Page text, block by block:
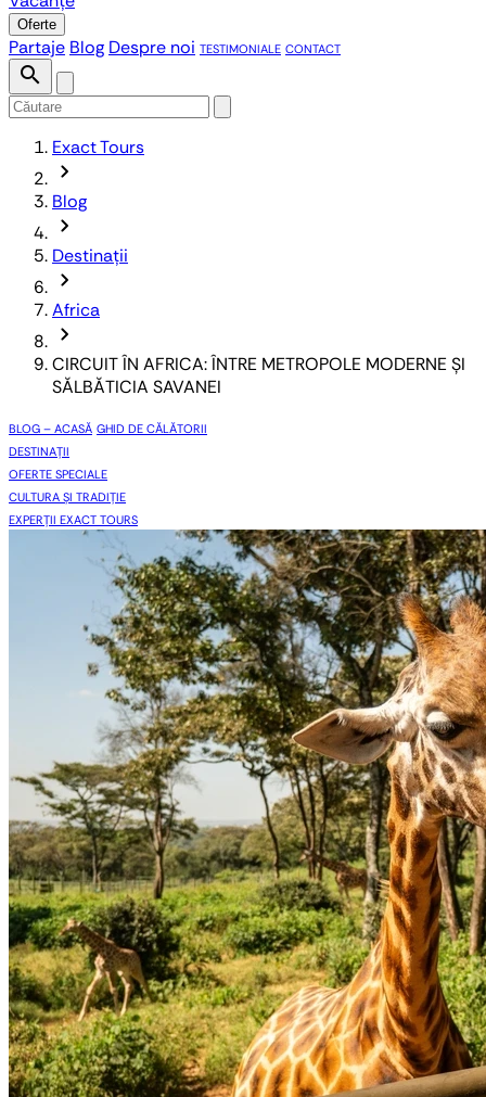
Oferte
Partaje Blog Despre noi TESTIMONIALE CONTACT
search
Exact Tours
chevron_forward
Blog
chevron_forward
Destinații
chevron_forward
Africa
chevron_forward
CIRCUIT ÎN AFRICA: ÎNTRE METROPOLE MODERNE ȘI
SĂLBĂTICIA SAVANEI
BLOG – ACASĂ GHID DE CĂLĂTORII
DESTINAȚII
OFERTE SPECIALE
CULTURA ȘI TRADIȚIE
EXPERȚII EXACT TOURS